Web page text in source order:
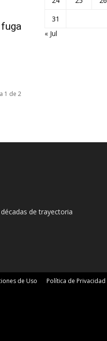
1 de 2
31
« Jul
de trayectoria
de Uso Política de Privacidad